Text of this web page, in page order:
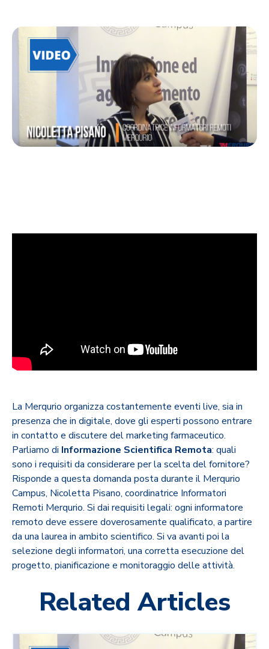
La Merqurio organizza costantemente eventi live, sia in
presenza che in digitale, dove gli esperti possono entrare
in contatto e discutere delmarketing farmaceutico.
Parliamo di Informazione Scientifica Remota: quali
sono i requisiti da considerare per la scelta del fornitore?
Risponde a questa domanda posta durante il Merqurio
Campus, Nicoletta Pisano, coordinatrice Informatori
Remoti Merqurio. Si dai requisiti legali: ogni informatore
remoto deve essere doverosamente qualificato, a partire
da una laurea in ambito scientifico. Si va avanti poi la
selezione degli informatori, una corretta esecuzione del
progetto, pianificazione e monitoraggio delle attività.
Related Articles